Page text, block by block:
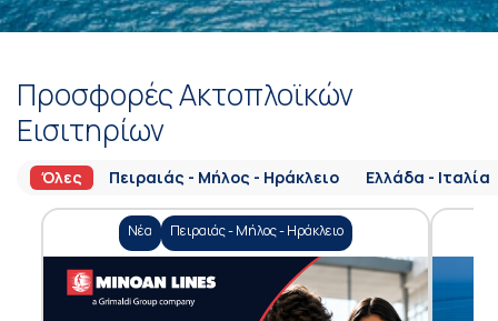
Προσφορές Ακτοπλοϊκών
Εισιτηρίων
Όλες Πειραιάς - Μήλος - Ηράκλειο Ελλάδα - Ιταλία
Νέα Πειραιάς - Μήλος - Ηράκλειο